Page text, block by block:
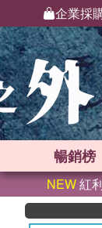
企業採
暢銷榜
NEW紅